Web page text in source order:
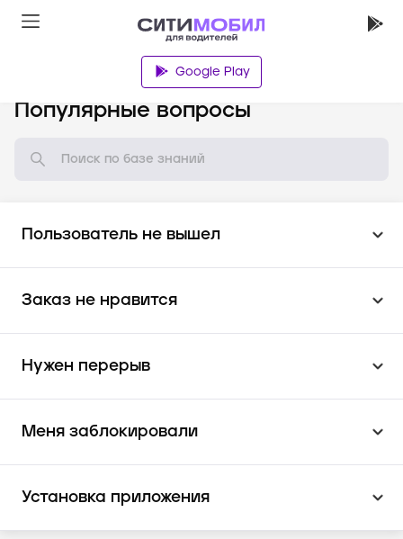
Google Play
Популярные вопросы
Пользователь не вышел
Заказ не нравится
Нужен перерыв
Меня заблокировали
Установка приложения